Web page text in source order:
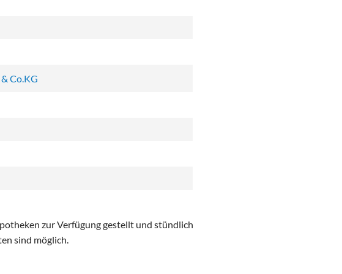
Co.KG
zur Verfügung gestellt und stündlich
sind möglich.